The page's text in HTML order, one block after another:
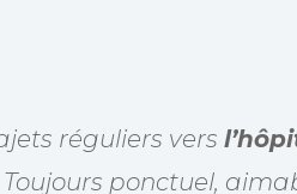
réguliers vers
ponctuel,